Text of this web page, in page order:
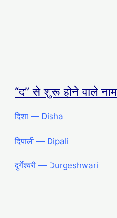
“द” से शुरू होने वाले नाम
दिशा ― Disha
दिपाली ― Dipali
दुर्गेश्वरी ― Durgeshwari